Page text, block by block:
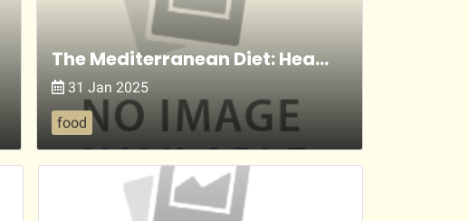
The Mediterranean Diet: Health Benefits and Italian Cuisine
31 Jan 2025
food